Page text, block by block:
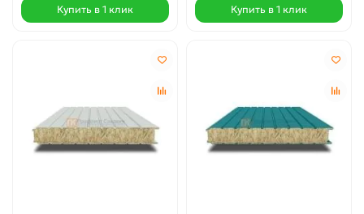
Купить в 1 клик Купить в 1 клик